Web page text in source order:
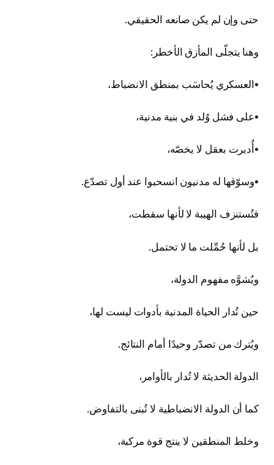
حتى وإن لم يكن صانعه الحقيقي.
وهنا يتجلّى المأزق الأخطر:
•العسكري يُحاسَب بمنطق الانضباط،
•على فشل وُلد في بنية مدنية،
•أُديرت بعقل لا يخصّه،
•وسوّقها له مدنيون انسحبوا عند أول تصدّع.
فتُستنزف الهيبة لا لأنها سقطت،
بل لأنها حُمِّلت ما لا تحتمل.
ويُشوَّه مفهوم الدولة،
حين تُدار الحياة المدنية بأدوات ليست لها،
ويُترك من تصدّر وحيدًا أمام النتائج.
الدولة الحديثة لا تُدار بالأوامر،
كما أن الدولة الانضباطية لا تُبنى بالتفاوض.
وخلط المنطقين لا ينتج قوة مركبة،